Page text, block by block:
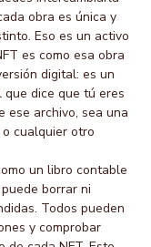
obra es única y
Eso es un activo
es como esa obra
digital: es un
dice que tú eres
ese archivo, sea una
cualquier otro
un libro contable
borrar ni
Todos pueden
y comprobar